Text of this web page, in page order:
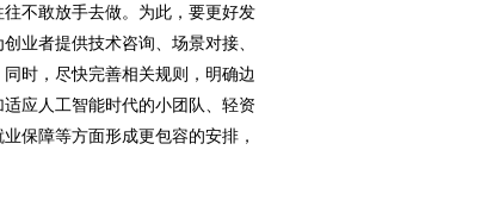
不敢放手去做。为此，要更好发
业者提供技术咨询、场景对接、
时，尽快完善相关规则，明确边
应人工智能时代的小团队、轻资
保障等方面形成更包容的安排，